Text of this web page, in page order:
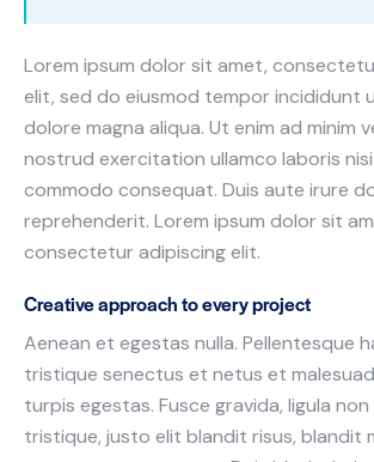
Lorem ipsum dolor sit amet,
elit, sed do eiusmod tempor incididunt
dolore magna aliqua. Ut enim ad minim
nostrud exercitation ullamco laboris
commodo consequat. Duis aute irure
reprehenderit. Lorem ipsum dolor sit
consectetur adipiscing elit.
Creative approach to every project
Aenean et egestas nulla. Pellentesque
tristique senectus et netus et
turpis egestas. Fusce gravida, ligula
tristique, justo elit blandit risus, blandit